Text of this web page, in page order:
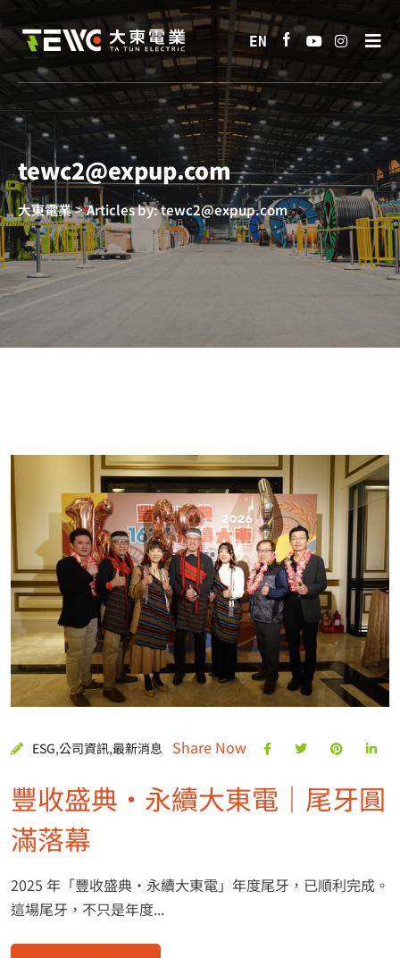
tewc2@expup.com
大東電業>Articles by: tewc2@expup.com
ESG,公司資訊,最新消息 Share Now
豐收盛典・永續大東電｜尾牙圓
滿落幕
2025 年「豐收盛典・永續大東電」年度尾牙，已順利完成。
這場尾牙，不只是年度...